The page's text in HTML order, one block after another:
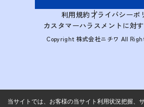
利用規約プライバシーポ
カスタマーハラスメントに対
Copyright 株式会社ニチワ All
当サイトでは、お客様の当サイト利用状況把握、